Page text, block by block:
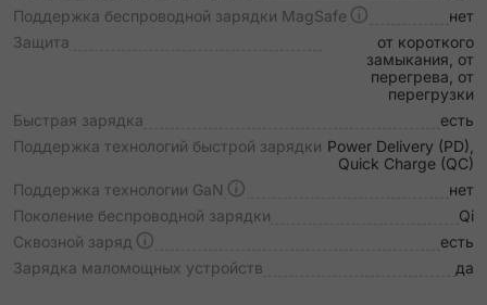
Поддержка беспроводной зарядки MagSafe
нет
Защита
от короткого
замыкания, от
перегрева, от
перегрузки
Быстрая зарядка
есть
Поддержка технологий быстрой зарядки Power Delivery (PD),
Quick Charge (QC)
Поддержка технологии GaN
нет
Поколение беспроводной зарядки
Qi
Сквозной заряд
есть
Зарядка маломощных устройств
да